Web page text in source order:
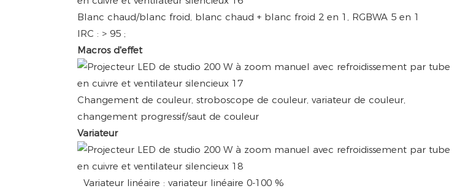
Blanc chaud/blanc froid, blanc chaud + blanc froid 2 en 1, RGBWA 5 en 1
IRC : > 95 ;
Macros d'effet
Changement de couleur, stroboscope de couleur, variateur de couleur,
changement progressif/saut de couleur
Variateur
Variateur linéaire : variateur linéaire 0-100 %